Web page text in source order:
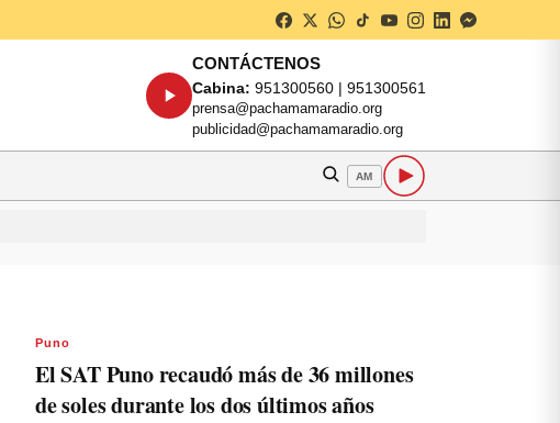
CONTÁCTENOS
Cabina: 951300560 | 951300561
prensa@pachamamaradio.org
publicidad@pachamamaradio.org
AM
Puno
El SAT Puno recaudó más de 36 millones
de soles durante los dos últimos años